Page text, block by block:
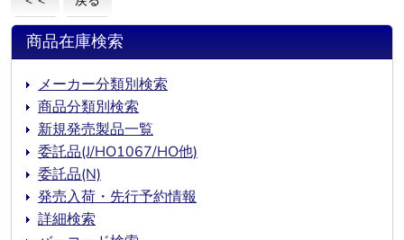
商品在庫検索
メーカー分類別検索
商品分類別検索
新規発売製品一覧
委託品(J/HO1067/HO他)
委託品(N)
発売入荷・先行予約情報
詳細検索